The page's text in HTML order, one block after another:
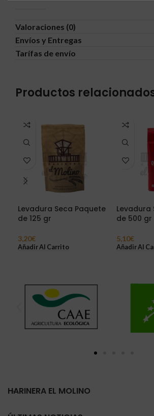
Valoraciones (0)
Envíos y Entregas
Tarífas de envío
Productos
Levadura Seca Paquete
de 125 gr
3,20€
Añadir Al Carrito
Levadura
de 500 gr
5,10€
Añadir Al
HARINERA EL MOLINO